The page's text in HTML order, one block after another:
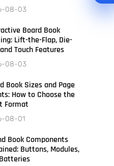
08-03
Board Book
Lift-the-Flap, Die-
Touch Features
08-03
Book Sizes and Page
How to Choose the
Format
08-01
Book Components
Buttons, Modules,